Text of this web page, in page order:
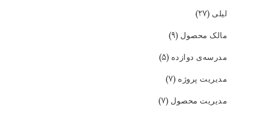
لیلی (۲۷)
مالک محصول (۹)
مدرسه‌ی دوازده (۵)
مدیریت پروژه (۷)
مدیریت محصول (۷)